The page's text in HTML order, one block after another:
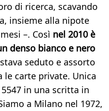
di ricerca, scavando
insieme alla nipote
–. Così nel 2010 è
denso bianco e nero
seduto e assorto
carte private. Unica
in una scritta in
a Milano nel 1972,